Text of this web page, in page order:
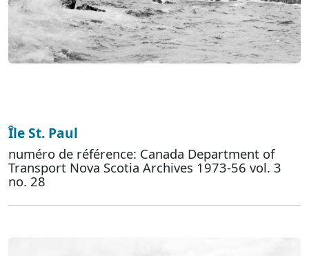
Île St. Paul
numéro de référence: Canada Department of
Transport Nova Scotia Archives 1973-56 vol. 3
no. 28